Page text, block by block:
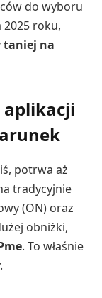
do wyboru
2025 roku,
taniej na
aplikacji
potrwa aż
tradycyjnie
(ON) oraz
obniżki,
. To właśnie